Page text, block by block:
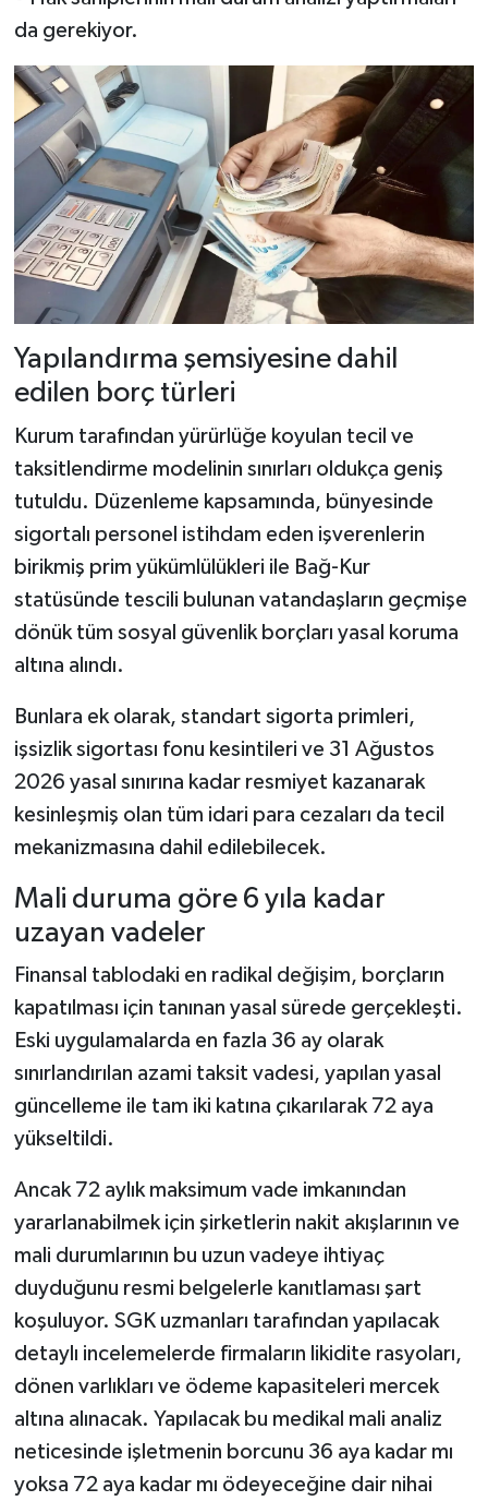
da gerekiyor.
Yapılandırma şemsiyesine dahil
edilen borç türleri
Kurum tarafından yürürlüğe koyulan tecil ve
taksitlendirme modelinin sınırları oldukça geniş
tutuldu. Düzenleme kapsamında, bünyesinde
sigortalı personel istihdam eden işverenlerin
birikmiş prim yükümlülükleri ile Bağ-Kur
statüsünde tescili bulunan vatandaşların geçmişe
dönük tüm sosyal güvenlik borçları yasal koruma
altına alındı.
Bunlara ek olarak, standart sigorta primleri,
işsizlik sigortası fonu kesintileri ve 31 Ağustos
2026 yasal sınırına kadar resmiyet kazanarak
kesinleşmiş olan tüm idari para cezaları da tecil
mekanizmasına dahil edilebilecek.
Mali duruma göre 6 yıla kadar
uzayan vadeler
Finansal tablodaki en radikal değişim, borçların
kapatılması için tanınan yasal sürede gerçekleşti.
Eski uygulamalarda en fazla 36 ay olarak
sınırlandırılan azami taksit vadesi, yapılan yasal
güncelleme ile tam iki katına çıkarılarak 72 aya
yükseltildi.
Ancak 72 aylık maksimum vade imkanından
yararlanabilmek için şirketlerin nakit akışlarının ve
mali durumlarının bu uzun vadeye ihtiyaç
duyduğunu resmi belgelerle kanıtlaması şart
koşuluyor. SGK uzmanları tarafından yapılacak
detaylı incelemelerde firmaların likidite rasyoları,
dönen varlıkları ve ödeme kapasiteleri mercek
altına alınacak. Yapılacak bu medikal mali analiz
neticesinde işletmenin borcunu 36 aya kadar mı
yoksa 72 aya kadar mı ödeyeceğine dair nihai